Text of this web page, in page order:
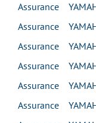
Assurance
Assurance
Assurance
Assurance
Assurance
Assurance